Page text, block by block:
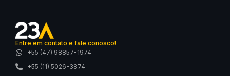
Entre em contato e fale conosco!
+55 (47) 98857-1974
+55 (11) 5026-3874